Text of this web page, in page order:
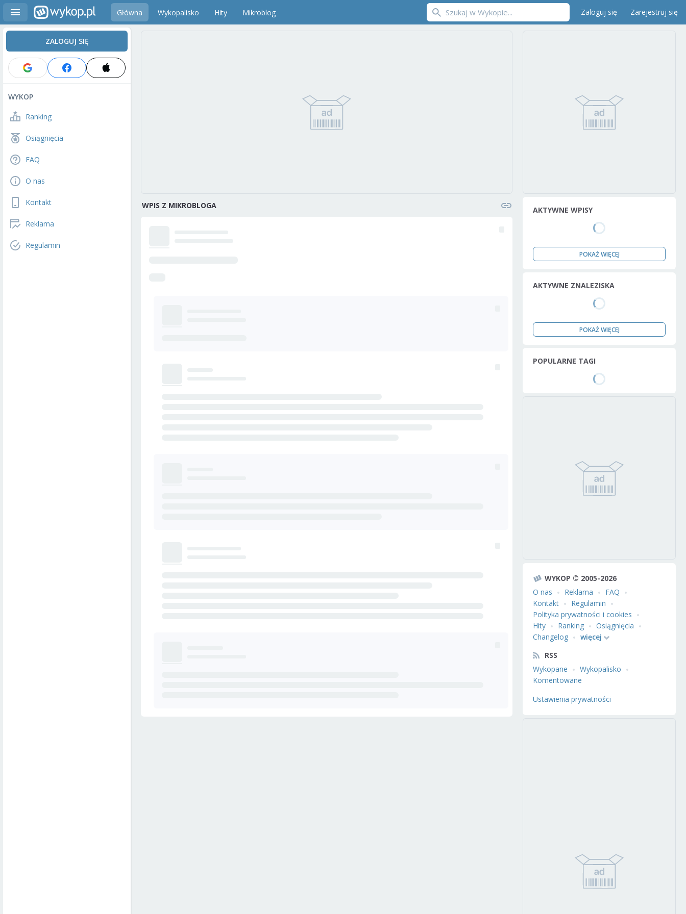
Główna Wykopalisko Hity Mikroblog Zaloguj się Zarejestruj się
ZALOGUJ SIĘ
WYKOP
Ranking
Osiągnięcia
FAQ
O nas
Kontakt
Reklama
Regulamin
WPIS Z MIKROBLOGA AKTYWNE WPISY
POKAŻ WIĘCEJ
AKTYWNE ZNALEZISKA
POKAŻ WIĘCEJ
POPULARNE TAGI
WYKOP © 2005-2026
O nas
Reklama
FAQ
Kontakt
Regulamin
Polityka prywatności i cookies
Hity
Ranking
Osiągnięcia
Changelog
więcej
RSS
Wykopane
Wykopalisko
Komentowane
Ustawienia prywatności